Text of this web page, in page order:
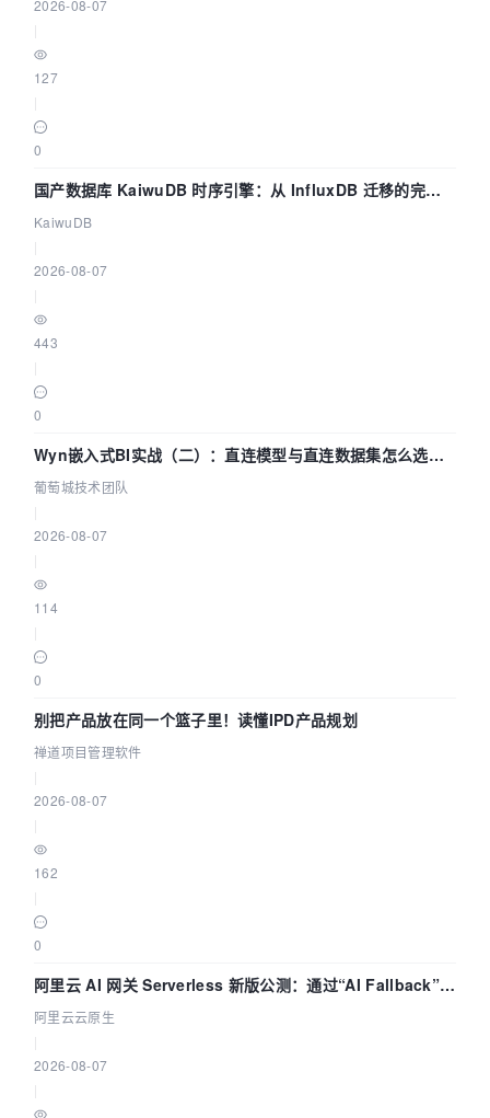
2026-08-07
127
0
国产数据库 KaiwuDB 时序引擎：从 InfluxDB 迁移的完整
技术路径
KaiwuDB
2026-08-07
443
0
Wyn嵌入式BI实战（二）：直连模型与直连数据集怎么选，
参数为什么不生效？| 葡萄城技术团队
葡萄城技术团队
2026-08-07
114
0
别把产品放在同一个篮子里！读懂IPD产品规划
禅道项目管理软件
2026-08-07
162
0
阿里云 AI 网关 Serverless 新版公测：通过“AI Fallback”与
拓扑可视化构建 AI 流量治理底座
阿里云云原生
2026-08-07